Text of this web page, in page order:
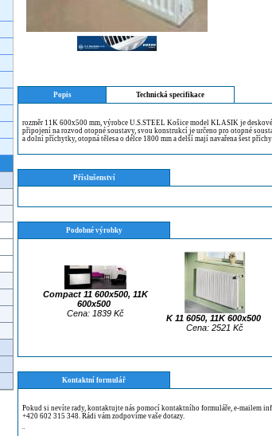
Popis Technická specifikace
rozměr 11K 600x500 mm, výrobce U.S.STEEL Košice model KLASIK je
připojení na rozvod otopné soustavy, svou konstrukcí je určeno pro otopné
a dolní příchytky, otopná tělesa o délce 1800 mm a delší mají navařena šest
Příslušenství
Podobné výrobky
Compact 11 600x500, 11K
600x500
Cena: 1839 Kč
K 11 6050, 11K 600x500
Cena: 2521 Kč
Kontaktní formulář
Pokud si nevíte rady, kontaktujte nás pomocí kontaktního formuláře, e-mailem
+420 602 315 348. Rádi vám zodpovíme vaše dotazy.
¨